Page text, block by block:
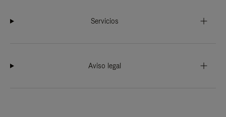
Servicios
Aviso legal